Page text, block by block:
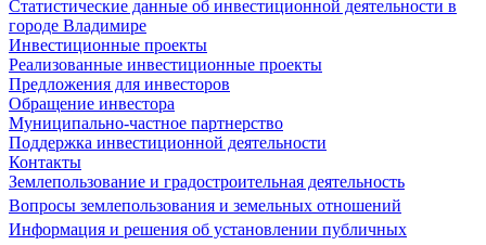
Статистические данные об инвестиционной деятельности в
городе Владимире
Инвестиционные проекты
Реализованные инвестиционные проекты
Предложения для инвесторов
Обращение инвестора
Муниципально-частное партнерство
Поддержка инвестиционной деятельности
Контакты
Землепользование и градостроительная деятельность
Вопросы землепользования и земельных отношений
Информация и решения об установлении публичных